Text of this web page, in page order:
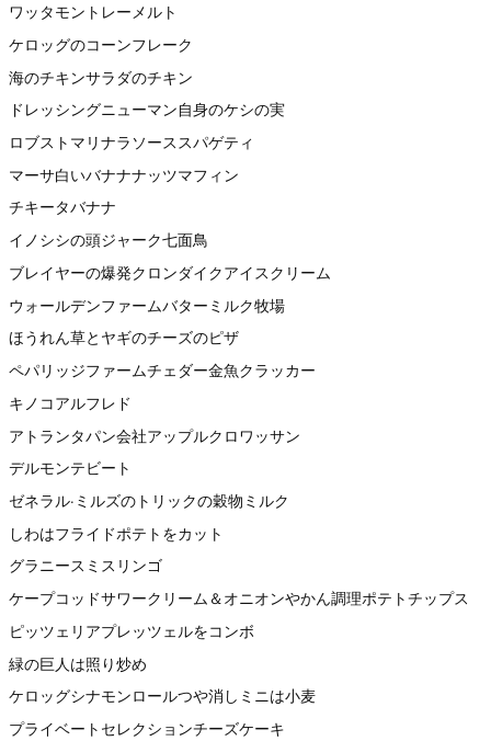
ワッタモントレーメルト
ケロッグのコーンフレーク
海のチキンサラダのチキン
ドレッシングニューマン自身のケシの実
ロブストマリナラソーススパゲティ
マーサ白いバナナナッツマフィン
チキータバナナ
イノシシの頭ジャーク七面鳥
ブレイヤーの爆発クロンダイクアイスクリーム
ウォールデンファームバターミルク牧場
ほうれん草とヤギのチーズのピザ
ペパリッジファームチェダー金魚クラッカー
キノコアルフレド
アトランタパン会社アップルクロワッサン
デルモンテビート
ゼネラル·ミルズのトリックの穀物ミルク
しわはフライドポテトをカット
グラニースミスリンゴ
ケープコッドサワークリーム＆オニオンやかん調理ポテトチップス
ピッツェリアプレッツェルをコンボ
緑の巨人は照り炒め
ケロッグシナモンロールつや消しミニは小麦
プライベートセレクションチーズケーキ